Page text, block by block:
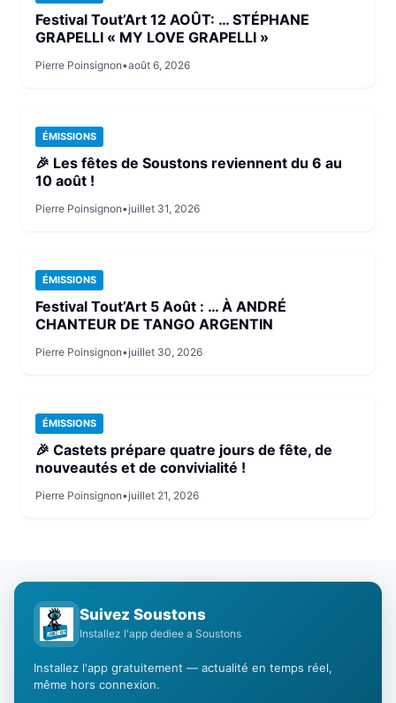
Festival Tout’Art 12 AOÛT: … STÉPHANE
GRAPELLI « MY LOVE GRAPELLI »
Pierre Poinsignon•août 6, 2026
ÉMISSIONS
🎉 Les fêtes de Soustons reviennent du 6 au
10 août !
Pierre Poinsignon•juillet 31, 2026
ÉMISSIONS
Festival Tout’Art 5 Août : … À ANDRÉ
CHANTEUR DE TANGO ARGENTIN
Pierre Poinsignon•juillet 30, 2026
ÉMISSIONS
🎉 Castets prépare quatre jours de fête, de
nouveautés et de convivialité !
Pierre Poinsignon•juillet 21, 2026
Suivez Soustons
Installez l'app dediee a Soustons
Installez l'app gratuitement — actualité en temps réel,
même hors connexion.